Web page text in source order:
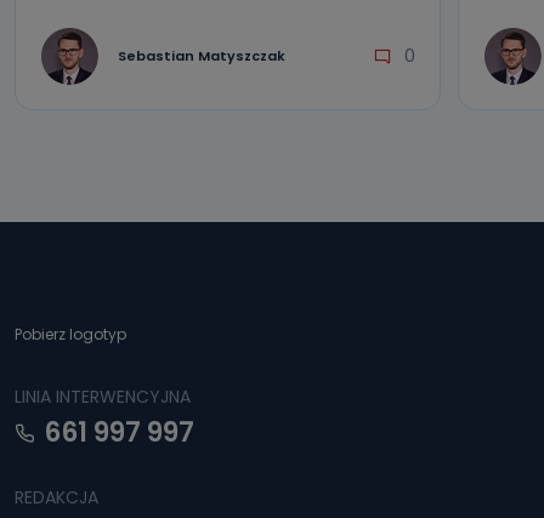
Sebastian Matyszczak 0
Pobierz logotyp
LINIA INTERWENCYJNA
661 997 997
REDAKCJA